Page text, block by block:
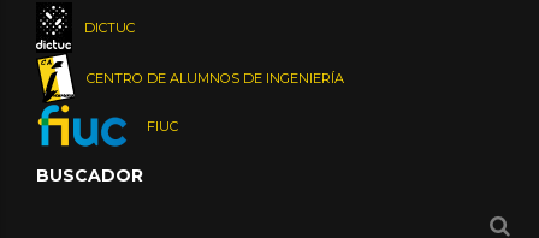
DICTUC
CENTRO DE ALUMNOS DE INGENIERÍA
FIUC
BUSCADOR